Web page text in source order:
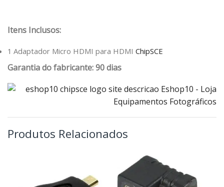
Itens Inclusos:
1 Adaptador Micro HDMI para HDMI ChipSCE
Garantia do fabricante: 90 dias
Produtos Relacionados